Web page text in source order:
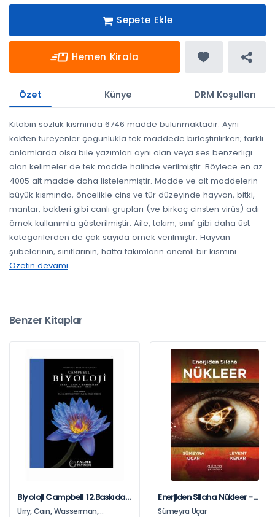
Sepete Ekle
Hemen Kirala
Özet Künye DRM Koşulları
Kitabın sözlük kısmında 6746 madde bulunmaktadır. Aynı
kökten türeyenler çoğunlukla tek maddede birleştirilirken; farklı
anlamlarda olsa bile yazımları aynı olan veya ses benzerliği
olan kelimeler de tek madde halinde verilmiştir. Böylece en az
4005 alt madde daha listelenmiştir. Madde ve alt maddelerin
büyük kısmında, öncelikle cins ve tür düzeyinde hayvan, bitki,
mantar, bakteri gibi canlı grupları (ve birkaç cinsten virüs) adı
örnek kullanımla gösterilmiştir. Aile, takım, sınıf gibi daha üst
kategorilerden de çok sayıda örnek verilmiştir. Hayvan
şubelerinin, sınıflarının, hatta takımların önemli bir kısmını...
Özetin devamı
Benzer Kitaplar
Biyoloji Campbell 12.Baskıdan
Çeviri
Urry, Caın, Wasserman,
Enerjiden Silaha Nükleer -
Sümeyra Uçar
Sümeyra Uçar